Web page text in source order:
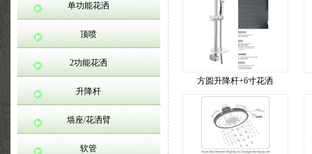
单功能花洒
顶喷
2功能花洒
升降杆
墙座/花洒臂
软管
方圆升降杆+6寸花洒